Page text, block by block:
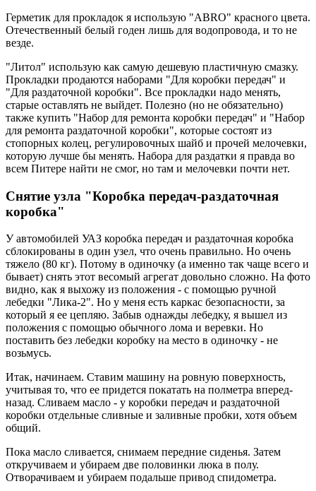
Герметик для прокладок я использую "ABRO" красного цвета.
Отечественный белый годен лишь для водопровода, и то не
везде.
"Литол" использую как самую дешевую пластичную смазку.
Прокладки продаются наборами "Для коробки передач" и
"Для раздаточной коробки". Все прокладки надо менять,
старые оставлять не выйдет. Полезно (но не обязательно)
также купить "Набор для ремонта коробки передач" и "Набор
для ремонта раздаточной коробки", которые состоят из
стопорных колец, регулировочных шайб и прочей мелочевки,
которую лучше бы менять. Набора для раздатки я правда во
всем Питере найти не смог, но там и мелочевки почти нет.
Снятие узла "Коробка передач-раздаточная
коробка"
У автомобилей УАЗ коробка передач и раздаточная коробка
сблокированы в один узел, что очень правильно. Но очень
тяжело (80 кг). Потому в одиночку (а именно так чаще всего и
бывает) снять этот весомый агрегат довольно сложно. На фото
видно, как я выхожу из положения - с помощью ручной
лебедки "Лика-2". Но у меня есть каркас безопасности, за
который я ее цепляю. Забыв однажды лебедку, я вышел из
положения с помощью обычного лома и веревки. Но
поставить без лебедки коробку на место в одиночку - не
возьмусь.
Итак, начинаем. Ставим машину на ровную поверхность,
учитывая то, что ее придется покатать на полметра вперед-
назад. Сливаем масло - у коробки передач и раздаточной
коробки отдельные сливные и заливные пробки, хотя объем
общий.
Пока масло сливается, снимаем передние сиденья. Затем
откручиваем и убираем две половинки люка в полу.
Отворачиваем и убираем подальше привод спидометра.